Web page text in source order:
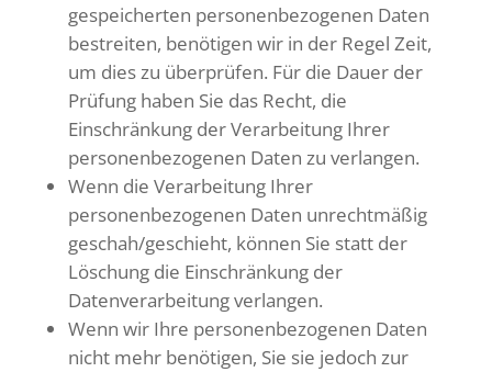
gespeicherten personenbezogenen Daten
bestreiten, benötigen wir in der Regel Zeit,
um dies zu überprüfen. Für die Dauer der
Prüfung haben Sie das Recht, die
Einschränkung der Verarbeitung Ihrer
personenbezogenen Daten zu verlangen.
Wenn die Verarbeitung Ihrer
personenbezogenen Daten unrechtmäßig
geschah/geschieht, können Sie statt der
Löschung die Einschränkung der
Datenverarbeitung verlangen.
Wenn wir Ihre personenbezogenen Daten
nicht mehr benötigen, Sie sie jedoch zur